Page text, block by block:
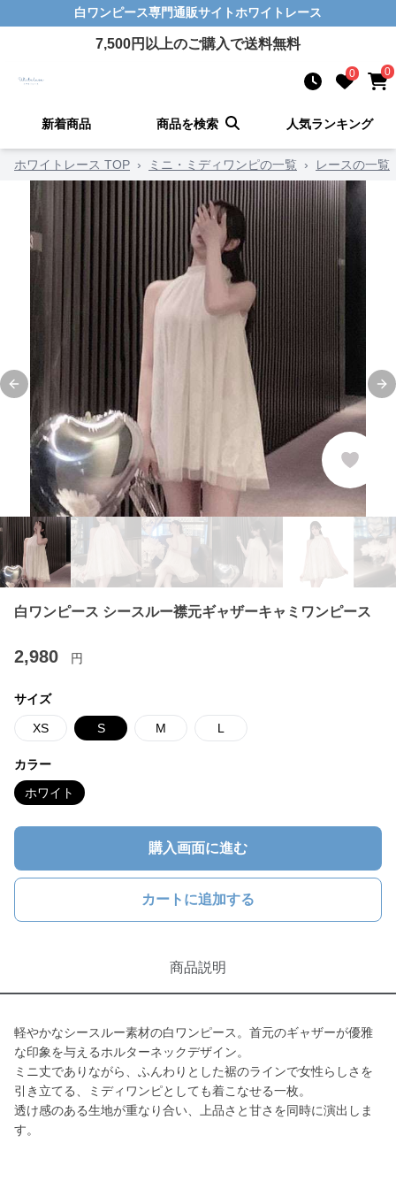
白ワンピース専門通販サイトホワイトレース
7,500円以上のご購入で送料無料
0 0
新着商品 商品を検索 人気ランキング
ホワイトレース TOP › ミニ・ミディワンピの一覧 › レースの一覧
Previous slide
白ワンピース シースルー襟元ギャザーキャミワンピース
2,980 円
サイズ
XS S M L
カラー
ホワイト
購入画面に進む
カートに追加する
商品説明
軽やかなシースルー素材の白ワンピース。首元のギャザーが優雅
な印象を与えるホルターネックデザイン。
ミニ丈でありながら、ふんわりとした裾のラインで女性らしさを
引き立てる、ミディワンピとしても着こなせる一枚。
透け感のある生地が重なり合い、上品さと甘さを同時に演出しま
す。